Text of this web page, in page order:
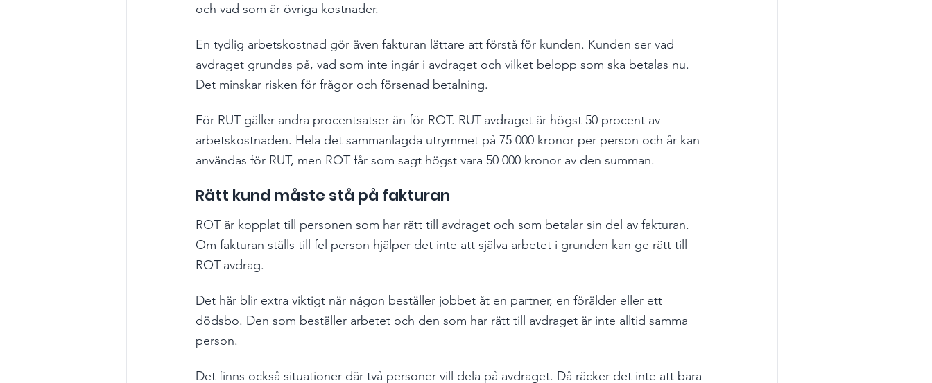
och vad som är övriga kostnader.
En tydlig arbetskostnad gör även fakturan lättare att förstå för kunden. Kunden ser vad
avdraget grundas på, vad som inte ingår i avdraget och vilket belopp som ska betalas nu.
Det minskar risken för frågor och försenad betalning.
För RUT gäller andra procentsatser än för ROT. RUT-avdraget är högst 50 procent av
arbetskostnaden. Hela det sammanlagda utrymmet på 75 000 kronor per person och år kan
användas för RUT, men ROT får som sagt högst vara 50 000 kronor av den summan.
Rätt kund måste stå på fakturan
ROT är kopplat till personen som har rätt till avdraget och som betalar sin del av fakturan.
Om fakturan ställs till fel person hjälper det inte att själva arbetet i grunden kan ge rätt till
ROT-avdrag.
Det här blir extra viktigt när någon beställer jobbet åt en partner, en förälder eller ett
dödsbo. Den som beställer arbetet och den som har rätt till avdraget är inte alltid samma
person.
Det finns också situationer där två personer vill dela på avdraget. Då räcker det inte att bara